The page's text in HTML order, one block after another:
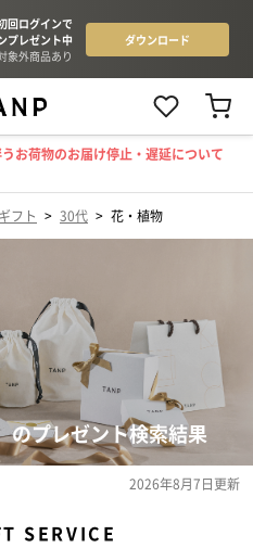
お荷物のお届け停止・遅延について
フト > 30代 > 花・植物
のプレゼント検索結果
2026年8月7日更新
SERVICE